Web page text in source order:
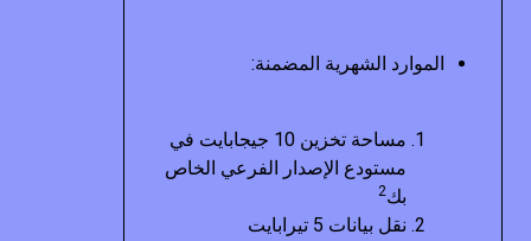
الموارد الشهرية المضمنة:
مساحة تخزين 10 جيجابايت في
مستودع الإصدار الفرعي الخاص
بك2
نقل بيانات 5 تيرابايت